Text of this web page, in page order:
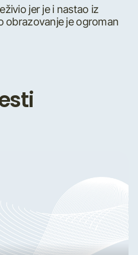
jer je i nastao iz
obrazovanje je ogroman